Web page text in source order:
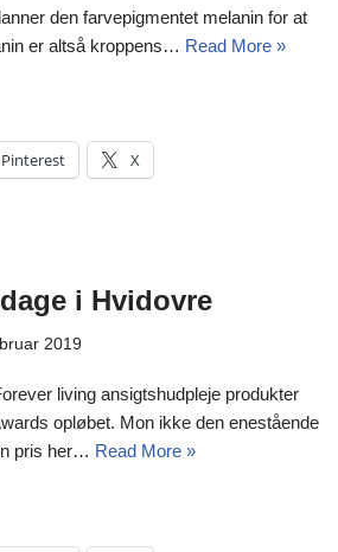
den farvepigmentet melanin for at
er altså kroppens… Read More »
Pinterest X
i Hvidovre
2019
living ansigtshudpleje produkter
opløbet. Mon ikke den enestående
pris her… Read More »